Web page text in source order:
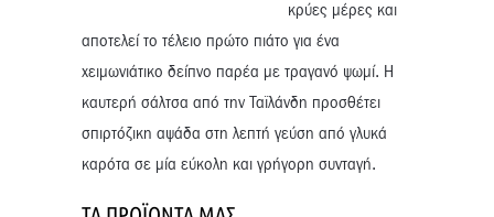
κρύες μέρες και
αποτελεί το τέλειο πρώτο πιάτο για ένα
χειμωνιάτικο δείπνο παρέα με τραγανό ψωμί. Η
καυτερή σάλτσα από την Ταϊλάνδη προσθέτει
σπιρτόζικη αψάδα στη λεπτή γεύση από γλυκά
καρότα σε μία εύκολη και γρήγορη συνταγή.